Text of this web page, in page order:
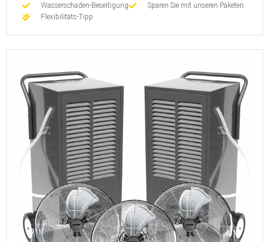
Wasserschaden-Beseitigung
Sparen Sie mit unseren Paketen
Flexibilitäts-Tipp